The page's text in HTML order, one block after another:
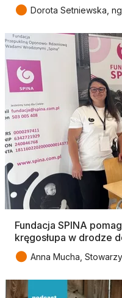
● Dorota Setniewska,
Fundacja SPINA
kręgosłupa w drodze
● Anna Mucha,